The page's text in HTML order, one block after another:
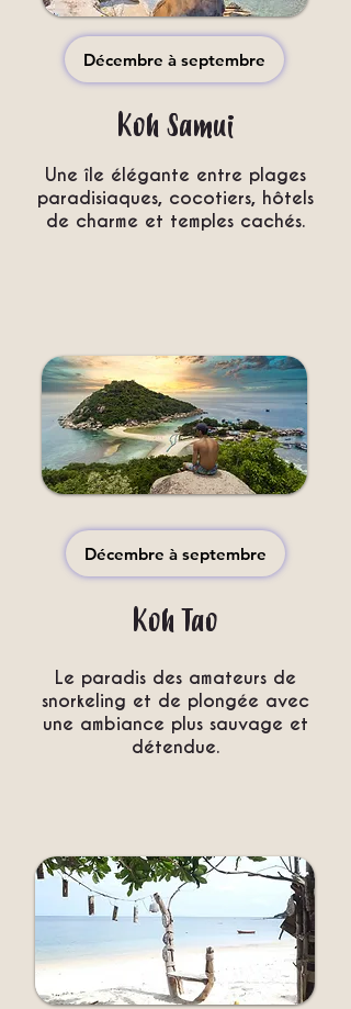
Décembre à septembre
Koh Samui
Une île élégante entre plages
paradisiaques, cocotiers, hôtels
de charme et temples cachés.
Décembre à septembre
Koh Tao
Le paradis des amateurs de
snorkeling et de plongée avec
une ambiance plus sauvage et
détendue.